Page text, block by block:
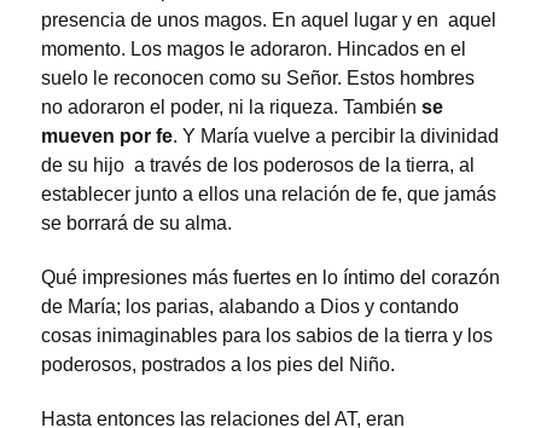
presencia de unos magos. En aquel lugar y en aquel
momento. Los magos le adoraron. Hincados en el
suelo le reconocen como su Señor. Estos hombres
no adoraron el poder, ni la riqueza. También se
mueven por fe. Y María vuelve a percibir la divinidad
de su hijo a través de los poderosos de la tierra, al
establecer junto a ellos una relación de fe, que jamás
se borrará de su alma.
Qué impresiones más fuertes en lo íntimo del corazón
de María; los parias, alabando a Dios y contando
cosas inimaginables para los sabios de la tierra y los
poderosos, postrados a los pies del Niño.
Hasta entonces las relaciones del AT, eran